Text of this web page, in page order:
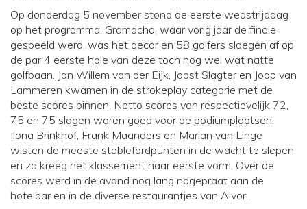
Op donderdag 5 november stond de eerste wedstrijddag
op het programma. Gramacho, waar vorig jaar de finale
gespeeld werd, was het decor en 58 golfers sloegen af op
de par 4 eerste hole van deze toch nog wel wat natte
golfbaan. Jan Willem van der Eijk, Joost Slagter en Joop van
Lammeren kwamen in de strokeplay categorie met de
beste scores binnen. Netto scores van respectievelijk 72,
75 en 75 slagen waren goed voor de podiumplaatsen.
Ilona Brinkhof, Frank Maanders en Marian van Linge
wisten de meeste stablefordpunten in de wacht te slepen
en zo kreeg het klassement haar eerste vorm. Over de
scores werd in de avond nog lang nagepraat aan de
hotelbar en in de diverse restaurantjes van Alvor.